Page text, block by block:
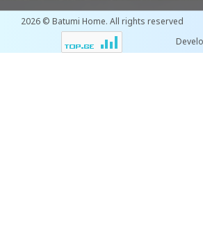
2026 © Batumi Home. All rights reserved